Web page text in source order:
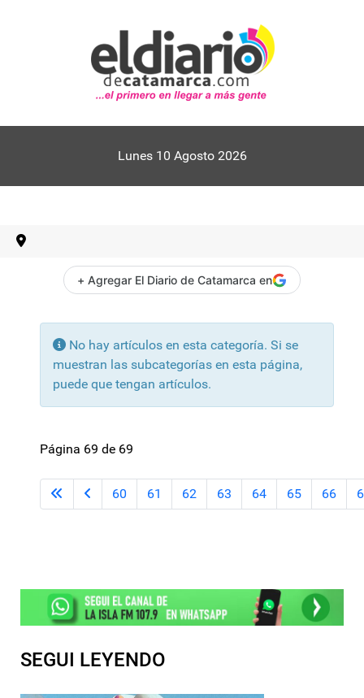
Lunes 10 Agosto 2026
+ Agregar El Diario de Catamarca en
Información
No hay artículos en esta categoría. Si se
muestran las subcategorías en esta página,
puede que tengan artículos.
Página 69 de 69
60 61 62 63 64 65 66
SEGUI LEYENDO